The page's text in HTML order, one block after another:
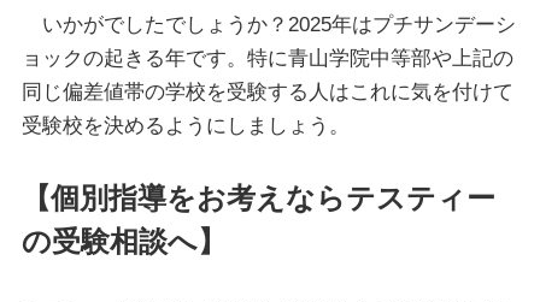
いかがでしたでしょうか？2025年はプチサンデーシ
ョックの起きる年です。特に青山学院中等部や上記の
同じ偏差値帯の学校を受験する人はこれに気を付けて
受験校を決めるようにしましょう。
【個別指導をお考えならテスティー
の受験相談へ】